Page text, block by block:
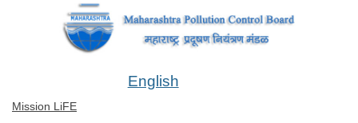
Mission LiFE
English